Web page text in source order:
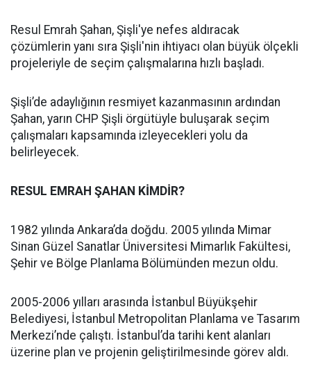
Resul Emrah Şahan, Şişli'ye nefes aldıracak
çözümlerin yanı sıra Şişli'nin ihtiyacı olan büyük ölçekli
projeleriyle de seçim çalışmalarına hızlı başladı.
Şişli’de adaylığının resmiyet kazanmasının ardından
Şahan, yarın CHP Şişli örgütüyle buluşarak seçim
çalışmaları kapsamında izleyecekleri yolu da
belirleyecek.
RESUL EMRAH ŞAHAN KİMDİR?
1982 yılında Ankara’da doğdu. 2005 yılında Mimar
Sinan Güzel Sanatlar Üniversitesi Mimarlık Fakültesi,
Şehir ve Bölge Planlama Bölümünden mezun oldu.
2005-2006 yılları arasında İstanbul Büyükşehir
Belediyesi, İstanbul Metropolitan Planlama ve Tasarım
Merkezi’nde çalıştı. İstanbul’da tarihi kent alanları
üzerine plan ve projenin geliştirilmesinde görev aldı.